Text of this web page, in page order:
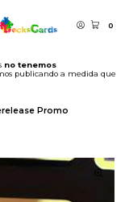
0
no tenemos
publicando a medida que
Promo